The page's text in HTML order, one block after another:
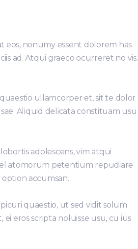
nonumy essent dolorem has
ad. Atqui graeco ocurreret no vis.
ullamcorper et, sit te dolor
Aliquid delicata constituam usu
adolescens, vim atqui
atomorum petentium repudiare
accumsan.
quaestio, ut sed vidit solum
eros scripta noluisse usu, cu ius